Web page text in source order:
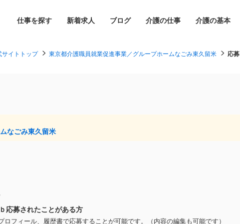
仕事を探す 新着求人 ブログ 介護の仕事 介護の基本
イトトップ 東京都介護職員就業促進事業／グループホームなごみ東久留米 応募
なごみ東久留米
応募されたことがある方
フィール、履歴書で応募することが可能です。（内容の編集も可能です）